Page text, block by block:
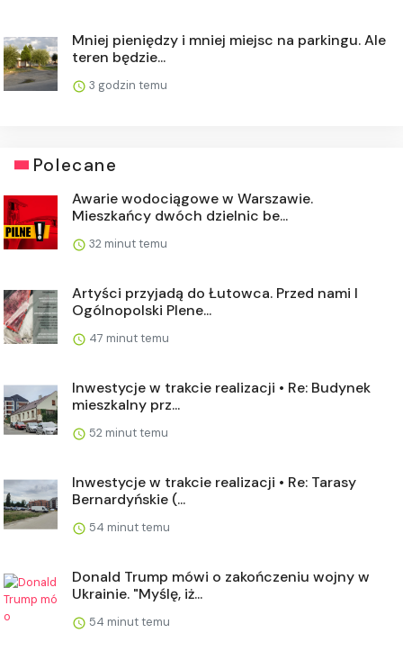
Mniej pieniędzy i mniej miejsc na parkingu. Ale
teren będzie...
3 godzin temu
Polecane
Awarie wodociągowe w Warszawie.
Mieszkańcy dwóch dzielnic be...
32 minut temu
Artyści przyjadą do Łutowca. Przed nami I
Ogólnopolski Plene...
47 minut temu
Inwestycje w trakcie realizacji • Re: Budynek
mieszkalny prz...
52 minut temu
Inwestycje w trakcie realizacji • Re: Tarasy
Bernardyńskie (...
54 minut temu
Donald Trump mówi o zakończeniu wojny w
Ukrainie. "Myślę, iż...
54 minut temu